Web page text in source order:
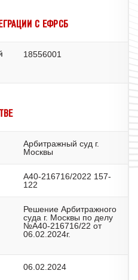
С ЕФРСБ
18556001
Арбитражный суд г.
Москвы
А40-216716/2022 157-
122
Решение Арбитражного
суда г. Москвы по делу
№А40-216716/22 от
06.02.2024г.
06.02.2024